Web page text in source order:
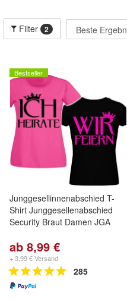
Filter 2
Bestseller
Junggesellinnenabschied T-
Shirt Junggesellenabschied
Security Braut Damen JGA
ab 8,99 €
+ 3,99 € Versand
285